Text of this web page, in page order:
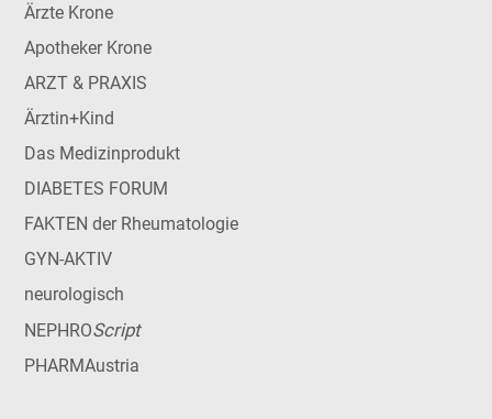
Ärzte Krone
Apotheker Krone
ARZT & PRAXIS
Ärztin+Kind
Das Medizinprodukt
DIABETES FORUM
FAKTEN der Rheumatologie
GYN-AKTIV
neurologisch
NEPHROScript
PHARMAustria